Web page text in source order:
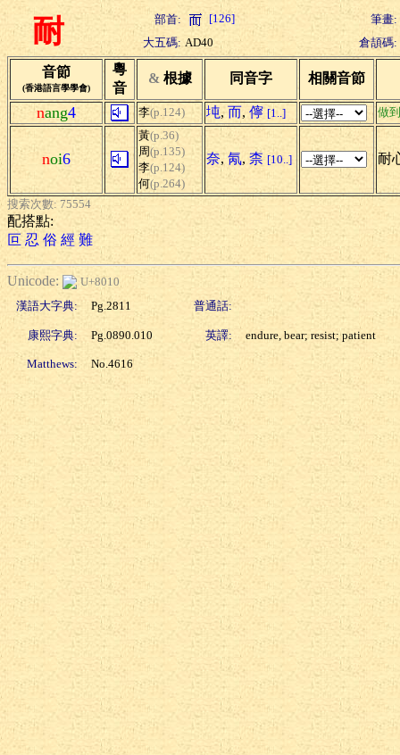
耐 部首: [126]
筆畫:
大五碼: AD40 倉頡碼:
音節
(香港語言學學會)
粵
音
& 根據 同音字 相關音節
nang4 李(p.124) 坉, 而, 儜 [1..] 做到
noi6
黃(p.36)
周(p.135)
李(p.124)
何(p.264)
奈, 氝, 柰 [10..] 耐
搜索次數: 75554
配搭點:
叵 忍 俗 經 難
Unicode:
U+8010
漢語大字典:
Pg.2811 普通話:
康熙字典: Pg.0890.010 英譯: endure, bear; resist; patient
Matthews: No.4616